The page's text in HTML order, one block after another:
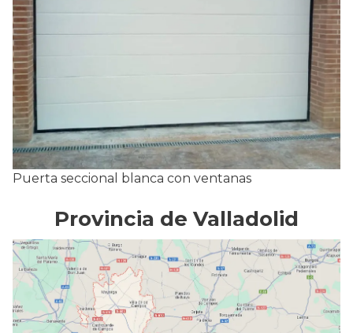
Puerta seccional blanca con ventanas
Provincia de Valladolid